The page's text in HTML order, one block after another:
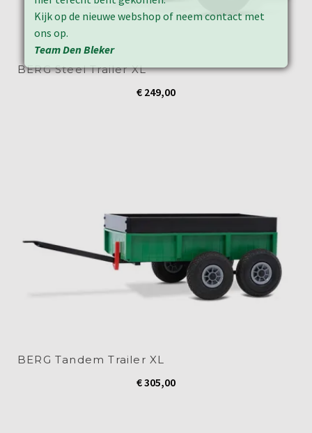
BERG Steel Trailer XL
€ 249,00
BERG Tandem Trailer XL
€305,00
Kijk op de nieuwe webshop of neem contact met
ons op.
Team Den Bleker